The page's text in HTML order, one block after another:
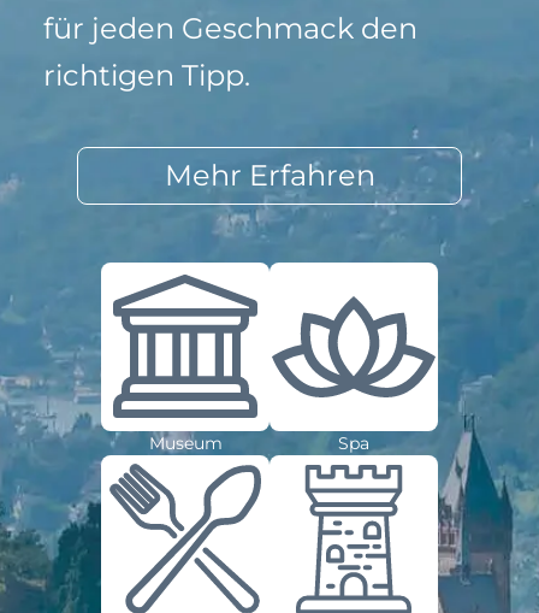
für jeden Geschmack den
richtigen Tipp.
Mehr Erfahren
Museum Spa